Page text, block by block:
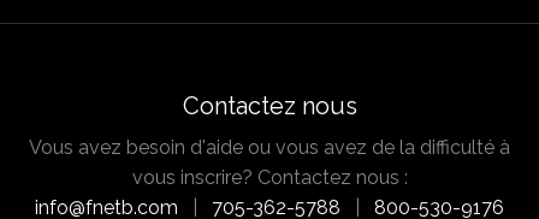
Contactez nous
Vous avez besoin d'aide ou vous avez de la difficulté à
vous inscrire? Contactez nous :
info@fnetb.com
705-362-5788 800-530-9176